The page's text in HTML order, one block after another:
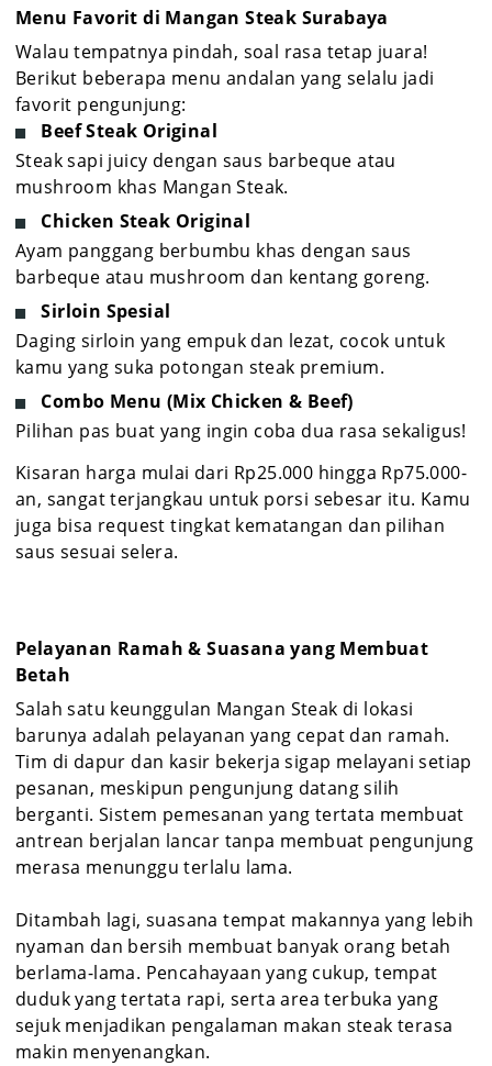
Menu Favorit di Mangan Steak Surabaya
Walau tempatnya pindah, soal rasa tetap juara!
Berikut beberapa menu andalan yang selalu jadi
favorit pengunjung:
Beef Steak Original
Steak sapi juicy dengan saus barbeque atau
mushroom khas Mangan Steak.
Chicken Steak Original
Ayam panggang berbumbu khas dengan saus
barbeque atau mushroom dan kentang goreng.
Sirloin Spesial
Daging sirloin yang empuk dan lezat, cocok untuk
kamu yang suka potongan steak premium.
Combo Menu (Mix Chicken & Beef)
Pilihan pas buat yang ingin coba dua rasa sekaligus!
Kisaran harga mulai dari Rp25.000 hingga Rp75.000-
an, sangat terjangkau untuk porsi sebesar itu. Kamu
juga bisa request tingkat kematangan dan pilihan
saus sesuai selera.
Pelayanan Ramah & Suasana yang Membuat
Betah
Salah satu keunggulan Mangan Steak di lokasi
barunya adalah pelayanan yang cepat dan ramah.
Tim di dapur dan kasir bekerja sigap melayani setiap
pesanan, meskipun pengunjung datang silih
berganti. Sistem pemesanan yang tertata membuat
antrean berjalan lancar tanpa membuat pengunjung
merasa menunggu terlalu lama.
Ditambah lagi, suasana tempat makannya yang lebih
nyaman dan bersih membuat banyak orang betah
berlama-lama. Pencahayaan yang cukup, tempat
duduk yang tertata rapi, serta area terbuka yang
sejuk menjadikan pengalaman makan steak terasa
makin menyenangkan.